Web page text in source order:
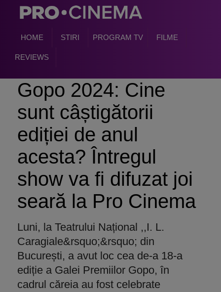
HOME STIRI PROGRAM TV FILME
REVIEWS
Gopo 2024: Cine
sunt câștigătorii
ediției de anul
acesta? Întregul
show va fi difuzat joi
seară la Pro Cinema
Luni, la Teatrului Național ,,I. L.
Caragiale&rsquo;&rsquo; din
București, a avut loc cea de-a 18-a
ediție a Galei Premiilor Gopo, în
cadrul căreia au fost celebrate